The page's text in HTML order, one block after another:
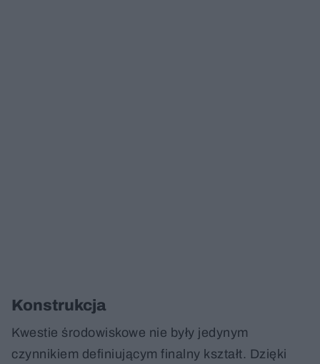
Konstrukcja
Kwestie środowiskowe nie były jedynym
czynnikiem definiującym finalny kształt. Dzięki